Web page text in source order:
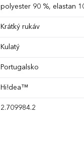
polyester 90 %, elastan
Krátký rukáv
Kulatý
Portugalsko
Hi!dea™
2.709984.2